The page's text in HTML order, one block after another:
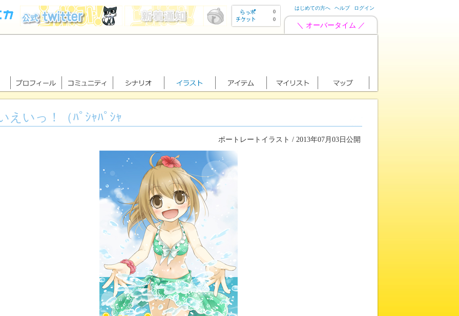
0
0
はじめての方へ ヘルプ ログイン
＼ オーバータイム ／
えいっ！（ﾊﾟｼｬﾊﾟｼｬ
ポートレートイラスト / 2013年07月03日公開